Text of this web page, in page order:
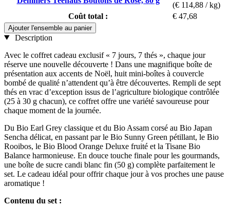
(€ 114,88 / kg)
Coût total :
€ 47,68
Ajouter l'ensemble au panier
Description
Avec le coffret cadeau exclusif « 7 jours, 7 thés », chaque jour
réserve une nouvelle découverte ! Dans une magnifique boîte de
présentation aux accents de Noël, huit mini-boîtes à couvercle
bombé de qualité n’attendent qu’à être découvertes. Rempli de sept
thés en vrac d’exception issus de l’agriculture biologique contrôlée
(25 à 30 g chacun), ce coffret offre une variété savoureuse pour
chaque moment de la journée.
Du Bio Earl Grey classique et du Bio Assam corsé au Bio Japan
Sencha délicat, en passant par le Bio Sunny Green pétillant, le Bio
Rooibos, le Bio Blood Orange Deluxe fruité et la Tisane Bio
Balance harmonieuse. En douce touche finale pour les gourmands,
une boîte de sucre candi blanc fin (50 g) complète parfaitement le
set. Le cadeau idéal pour offrir chaque jour à vos proches une pause
aromatique !
Contenu du set :